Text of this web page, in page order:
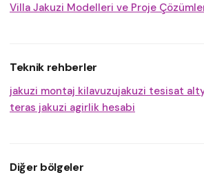
Villa Jakuzi Modelleri ve Proje
Teknik rehberler
jakuzi montaj kilavuzujakuzi tesisat
teras jakuzi agirlik hesabi
Diğer bölgeler